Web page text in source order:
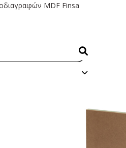
MDF Finsa